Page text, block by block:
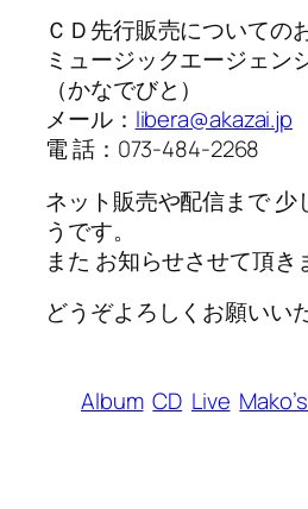
ＣＤ先行販売についての
ミュージックエージェン
（かなでびと）
メール： libera@akazai.jp
電 話：073-484-2268
ネット販売や配信まで 少
うです。
また お知らせさせて頂き
どうぞよろしくお願いい
Album CD Live